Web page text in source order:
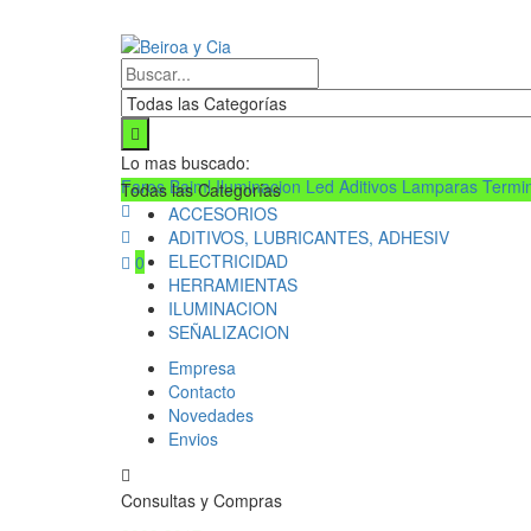
Lo mas buscado:
Faros BaimlIluminacion Led Aditivos Lamparas
0
Todas las Categorías
ACCESORIOS
ADITIVOS, LUBRICANTES, ADHESIV
ELECTRICIDAD
HERRAMIENTAS
ILUMINACION
SEÑALIZACION
Empresa
Contacto
Novedades
Envios
Consultas y Compras